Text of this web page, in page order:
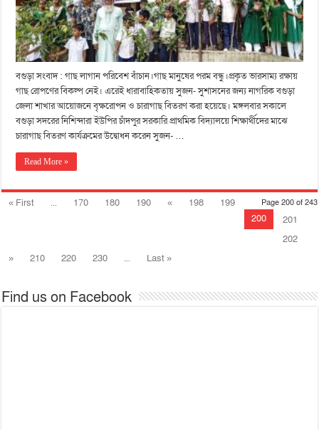
বগুড়া সংবাদ : গাছ লাগান পরিবেশ বাঁচান।গাছ মানুষের পরম বন্ধু।প্রকৃত ভারসাম্য রক্ষায়
গাছ রোপণের বিকল্প নেই। এরেই ধারাবাহিকতায় সুজন- সুশাসনের জন্য নাগরিক বগুড়া
জেলা শাখার আয়োজনে বৃক্ষরোপন ও চারাগাছ বিতরণ করা হয়েছে। মঙ্গলবার সকালে
বগুড়া সদরের নিশিন্দারা ইউপির চাঁদপুর সরকারি প্রাথমিক বিদ্যালয়ে শিক্ষার্থীদের মাঝে
চারাগাছ বিতরণ কার্যক্রমের উদ্বোধন করেন সুজন- …
Read More »
Page 200 of 243
« First ... 170 180 190 « 198
199
200
201
202
»
210 220 230 ... Last »
Find us on Facebook